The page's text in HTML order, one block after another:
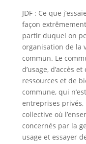
JDF : Ce que
façon
partir duquel on
organisation de la
commun. Le
d’usage, d’accès
ressources et de
commune, qui
entreprises
collective où
concernés par la
usage et essayer